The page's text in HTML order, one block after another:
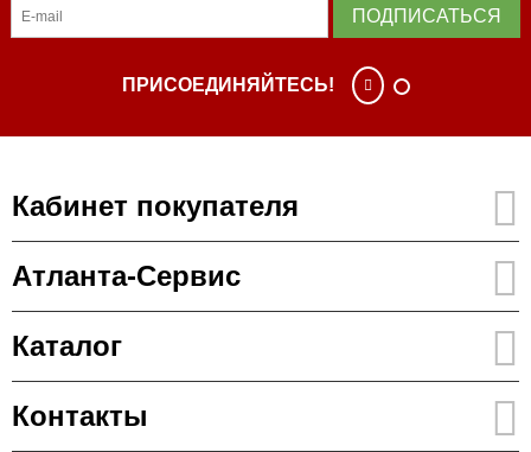
ПОДПИСАТЬСЯ
ПРИСОЕДИНЯЙТЕСЬ!
Кабинет покупателя
Атланта-Сервис
Каталог
Контакты